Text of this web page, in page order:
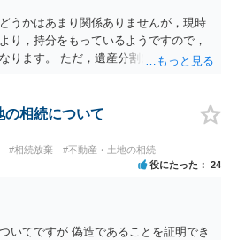
うかはあまり関係ありませんが，現時
り，持分をもっているようですので，
ります。 ただ，遺産分割により，母の
の相続について
#相続放棄 #不動産・土地の相続
役にたった 24
いてですが 偽造であることを証明でき